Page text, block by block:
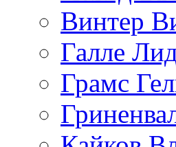
Винтер
Галле
Грамс